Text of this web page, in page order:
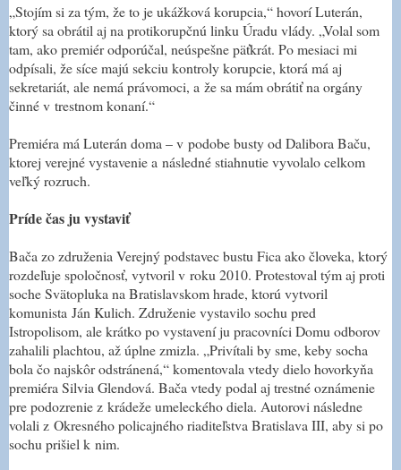
„Stojím si za tým, že to je ukážková korupcia,“ hovorí Luterán,
ktorý sa obrátil aj na protikorupčnú linku Úradu vlády. „Volal som
tam, ako premiér odporúčal, neúspešne päťkrát. Po mesiaci mi
odpísali, že síce majú sekciu kontroly korupcie, ktorá má aj
sekretariát, ale nemá právomoci, a že sa mám obrátiť na orgány
činné v trestnom konaní.“
Premiéra má Luterán doma – v podobe busty od Dalibora Baču,
ktorej verejné vystavenie a následné stiahnutie vyvolalo celkom
veľký rozruch.
Príde čas ju vystaviť
Bača zo združenia Verejný podstavec bustu Fica ako človeka, ktorý
rozdeľuje spoločnosť, vytvoril v roku 2010. Protestoval tým aj proti
soche Svätopluka na Bratislavskom hrade, ktorú vytvoril
komunista Ján Kulich. Združenie vystavilo sochu pred
Istropolisom, ale krátko po vystavení ju pracovníci Domu odborov
zahalili plachtou, až úplne zmizla. „Privítali by sme, keby socha
bola čo najskôr odstránená,“ komentovala vtedy dielo hovorkyňa
premiéra Silvia Glendová. Bača vtedy podal aj trestné oznámenie
pre podozrenie z krádeže umeleckého diela. Autorovi následne
volali z Okresného policajného riaditeľstva Bratislava III, aby si po
sochu prišiel k nim.